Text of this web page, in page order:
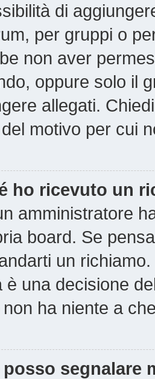
di
per gruppi o
non aver
oppure solo il
allegati.
motivo per cui
ho ricevuto un
amministratore
board. Se
un
è una decisione
ha niente a
posso segnalare